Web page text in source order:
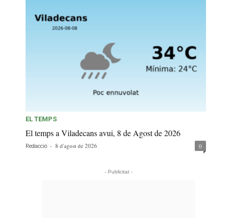
EL TEMPS
El temps a Viladecans avui, 8 de Agost de 2026
Redacció - 8 d'agost de 2026 0
- Publicitat -